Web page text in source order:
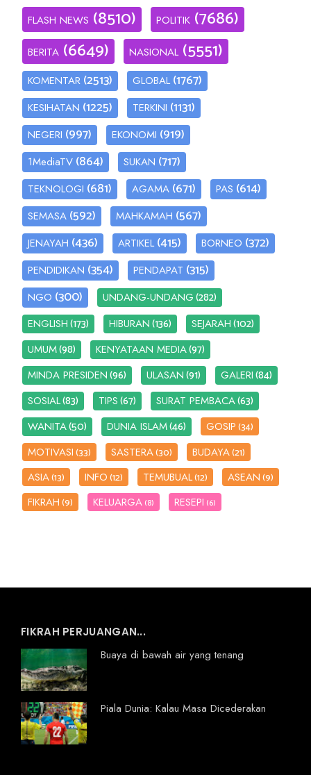
FLASH NEWS (8510) POLITIK (7686)
BERITA (6649) NASIONAL (5551)
KOMENTAR (2513) GLOBAL (1767)
KESIHATAN (1225) TERKINI (1131)
NEGERI (997) EKONOMI (919)
1MediaTV (864) SUKAN (717)
TEKNOLOGI (681) AGAMA (671) PAS (614)
SEMASA (592) MAHKAMAH (567)
JENAYAH (436) ARTIKEL (415) BORNEO (372)
PENDIDIKAN (354) PENDAPAT (315)
NGO (300) UNDANG-UNDANG(282)
ENGLISH(173) HIBURAN(136) SEJARAH(102)
UMUM(98) KENYATAAN MEDIA(97)
MINDA PRESIDEN(96) ULASAN(91) GALERI(84)
SOSIAL(83) TIPS(67) SURAT PEMBACA(63)
WANITA(50) DUNIA ISLAM(46) GOSIP(34)
MOTIVASI(33) SASTERA(30) BUDAYA(21)
ASIA(13) INFO(12) TEMUBUAL(12) ASEAN(9)
FIKRAH(9) KELUARGA (8) RESEPI (6)
FIKRAH PERJUANGAN...
Buaya di bawah air yang tenang
Piala Dunia: Kalau Masa Dicederakan